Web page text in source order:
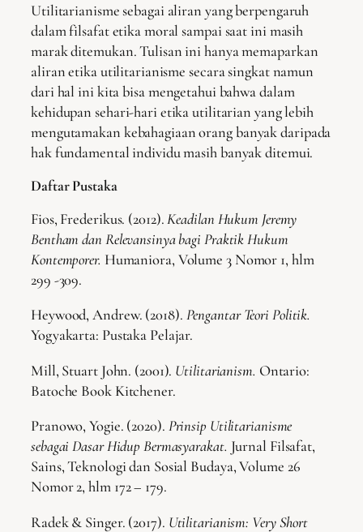
Utilitarianisme sebagai aliran yang berpengaruh
dalam filsafat etika moral sampai saat ini masih
marak ditemukan. Tulisan ini hanya memaparkan
aliran etika utilitarianisme secara singkat namun
dari hal ini kita bisa mengetahui bahwa dalam
kehidupan sehari-hari etika utilitarian yang lebih
mengutamakan kebahagiaan orang banyak daripada
hak fundamental individu masih banyak ditemui.
Daftar Pustaka
Fios, Frederikus. (2012).Keadilan Hukum Jeremy
Bentham dan Relevansinya bagi Praktik Hukum
Kontemporer. Humaniora, Volume 3 Nomor 1, hlm
299 -309.
Heywood, Andrew. (2018). Pengantar Teori Politik.
Yogyakarta: Pustaka Pelajar.
Mill, Stuart John. (2001). Utilitarianism. Ontario:
Batoche Book Kitchener.
Pranowo, Yogie. (2020). Prinsip Utilitarianisme
sebagai Dasar Hidup Bermasyarakat. Jurnal Filsafat,
Sains, Teknologi dan Sosial Budaya, Volume 26
Nomor 2, hlm 172 – 179.
Radek & Singer. (2017). Utilitarianism: Very Short